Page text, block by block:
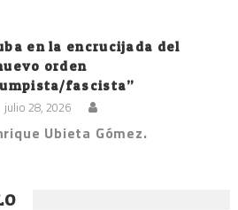
en la encrucijada del
orden
fascista”
julio 28, 2026
Ubieta Gómez.